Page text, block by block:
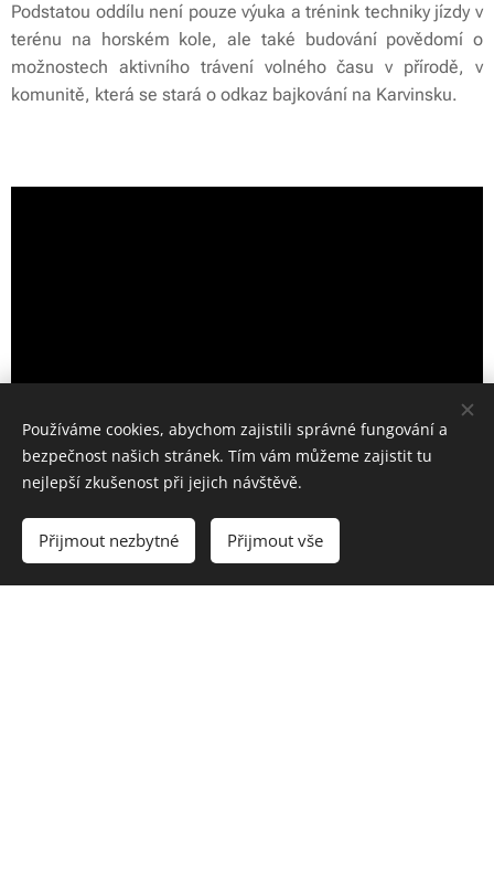
Podstatou oddílu není pouze výuka a trénink techniky jízdy v
terénu na horském kole, ale také budování povědomí o
možnostech aktivního trávení volného času v přírodě, v
komunitě, která se stará o odkaz bajkování na Karvinsku.
Podporují nás
Spolek je finančně
Používáme cookies, abychom zajistili správné fungování a
bezpečnost našich stránek. Tím vám můžeme zajistit tu
nejlepší zkušenost při jejich návštěvě.
Přijmout nezbytné Přijmout vše